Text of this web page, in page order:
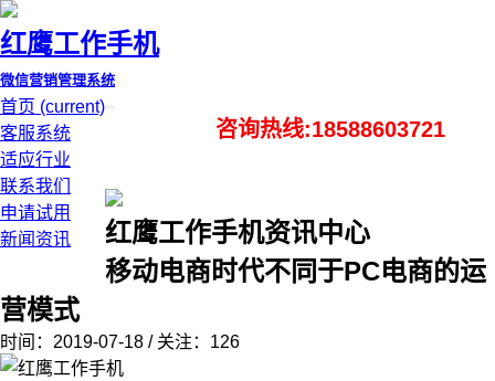
红鹰工作手机
微信营销管理系统
首页 (current)
客服系统
适应行业
联系我们
申请试用
新闻资讯
咨询热线:18588603721
红鹰工作手机资讯中心
移动电商时代不同于PC电商的运
营模式
时间：2019-07-18 / 关注：126